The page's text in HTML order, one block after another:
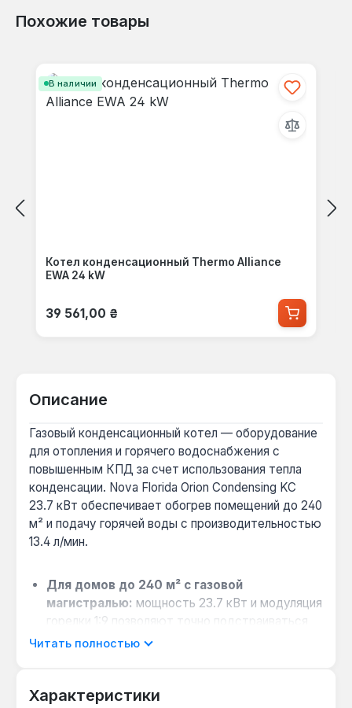
Похожие товары
В наличии
Котел конденсационный Thermo Alliance
EWA 24 kW
Обычная цена:
39 561,00 ₴
Описание
Газовый конденсационный котел — оборудование
для отопления и горячего водоснабжения с
повышенным КПД за счет использования тепла
конденсации. Nova Florida Orion Condensing KC
23.7 кВт обеспечивает обогрев помещений до 240
м² и подачу горячей воды с производительностью
13.4 л/мин.
Для домов до 240 м² с газовой
магистралью: мощность 23.7 кВт и модуляция
горелки 1:9 позволяют точно подстраиваться
под теплопотери, снижая расход газа до 2.51
если нужен КПД 96.7% и работа с
Читать полностью
Характеристики